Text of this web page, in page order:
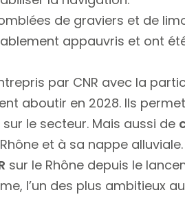
de graviers et de
appauvris et ont
par CNR avec la
aboutir en 2028. Ils
sur le secteur. Mais aussi de
et à sa nappe alluviale.
sur le Rhône depuis le
l’un des plus ambitieux